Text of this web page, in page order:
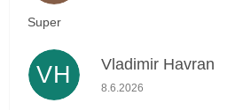
Super
VH Vladimir Havran
Hodnocení obchodu je
8.6.2026